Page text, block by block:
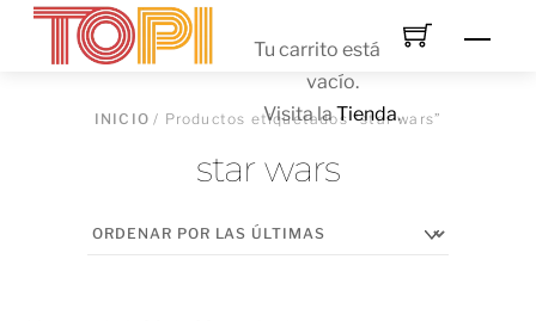
Skip
Tu carrito está
vacío.
Visita laTienda.
INICIO / Productos etiquetados “star wars”
star wars